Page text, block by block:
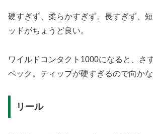
硬すぎず、柔らかすぎず。長すぎず、
ッドがちょうど良い。
ワイルドコンタクト1000になると、さ
ペック。ティップが硬すぎるので向かな
リール